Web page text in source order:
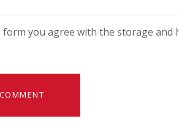
form you agree with the storage